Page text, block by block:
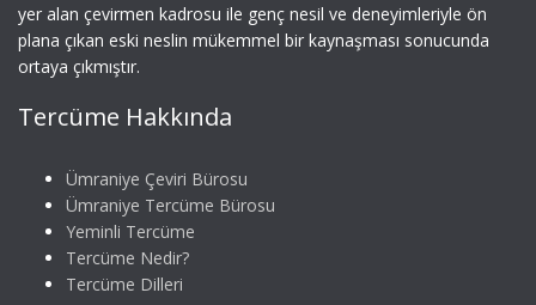
yer alan çevirmen kadrosu ile genç nesil ve deneyimleriyle ön
plana çıkan eski neslin mükemmel bir kaynaşması sonucunda
ortaya çıkmıştır.
Tercüme Hakkında
Ümraniye Çeviri Bürosu
Ümraniye Tercüme Bürosu
Yeminli Tercüme
Tercüme Nedir?
Tercüme Dilleri